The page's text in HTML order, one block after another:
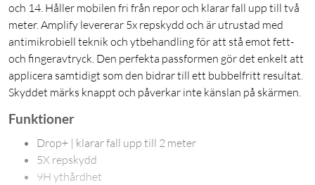
och 14. Håller mobilen fri från repor och klarar fall upp till två
meter. Amplify levererar 5x repskydd och är utrustad med
antimikrobiell teknik och ytbehandling för att stå emot fett-
och fingeravtryck. Den perfekta passformen gör det enkelt att
applicera samtidigt som den bidrar till ett bubbelfritt resultat.
Skyddet märks knappt och påverkar inte känslan på skärmen.
Funktioner
Drop+ | klarar fall upp till 2 meter
5X repskydd
9H ythårdhet